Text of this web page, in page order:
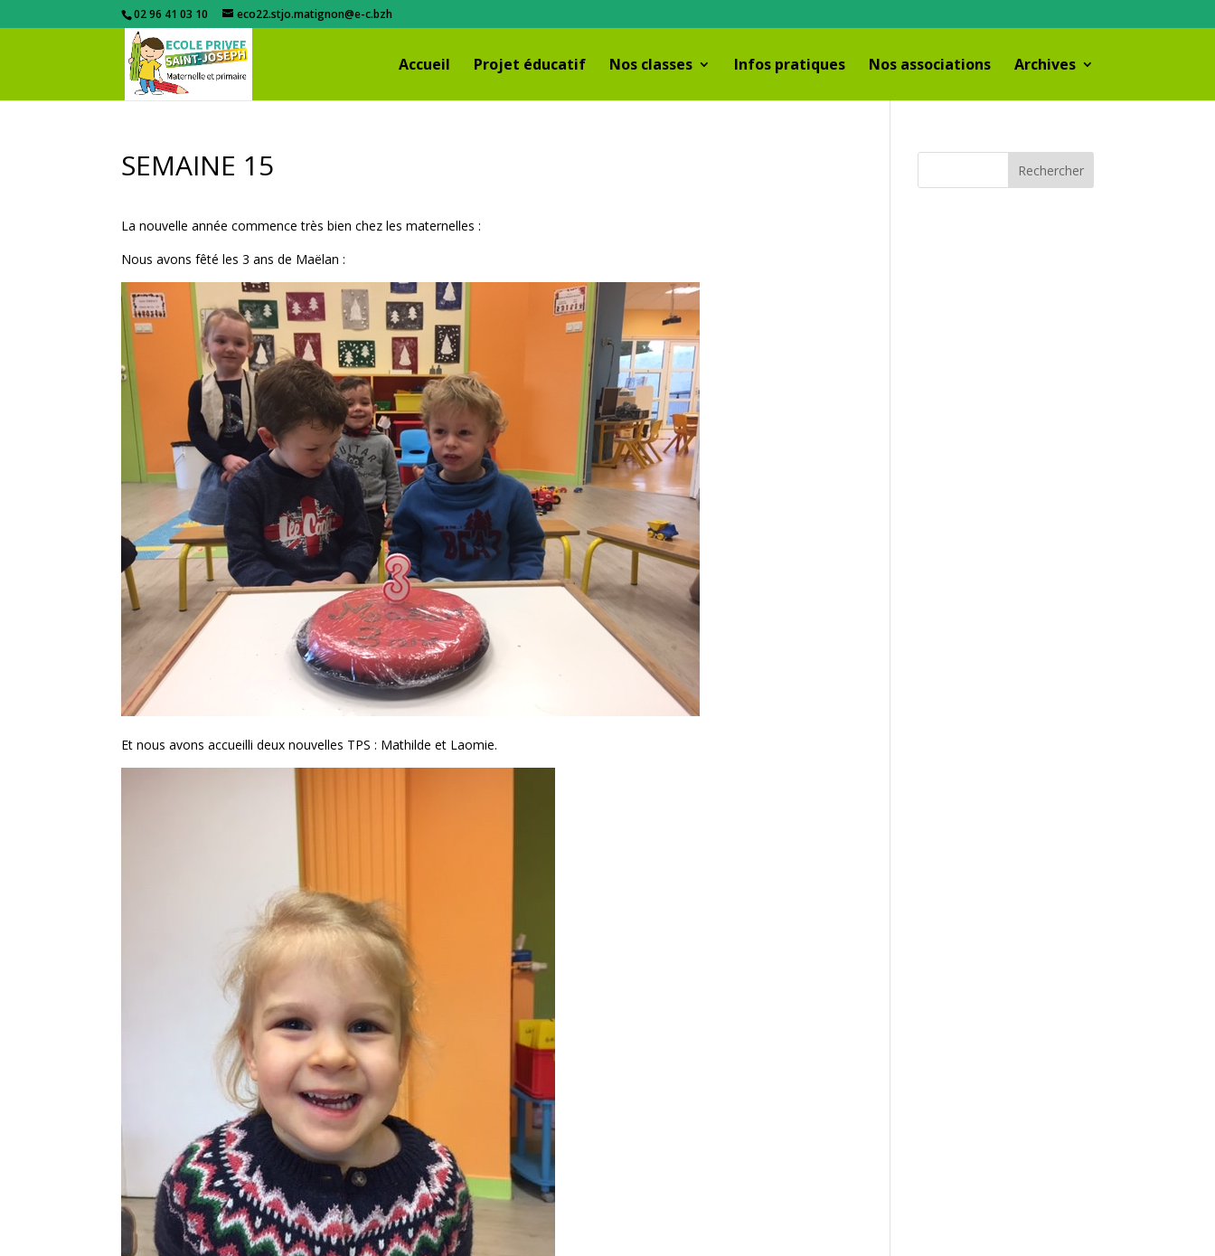
02 96 41 03 10 eco22.stjo.matignon@e-c.bzh
Accueil Projet éducatif Nos classes Infos pratiques Nos associations Archives
SEMAINE 15
La nouvelle année commence très bien chez les maternelles :
Nous avons fêté les 3 ans de Maëlan :
Et nous avons accueilli deux nouvelles TPS : Mathilde et Laomie.